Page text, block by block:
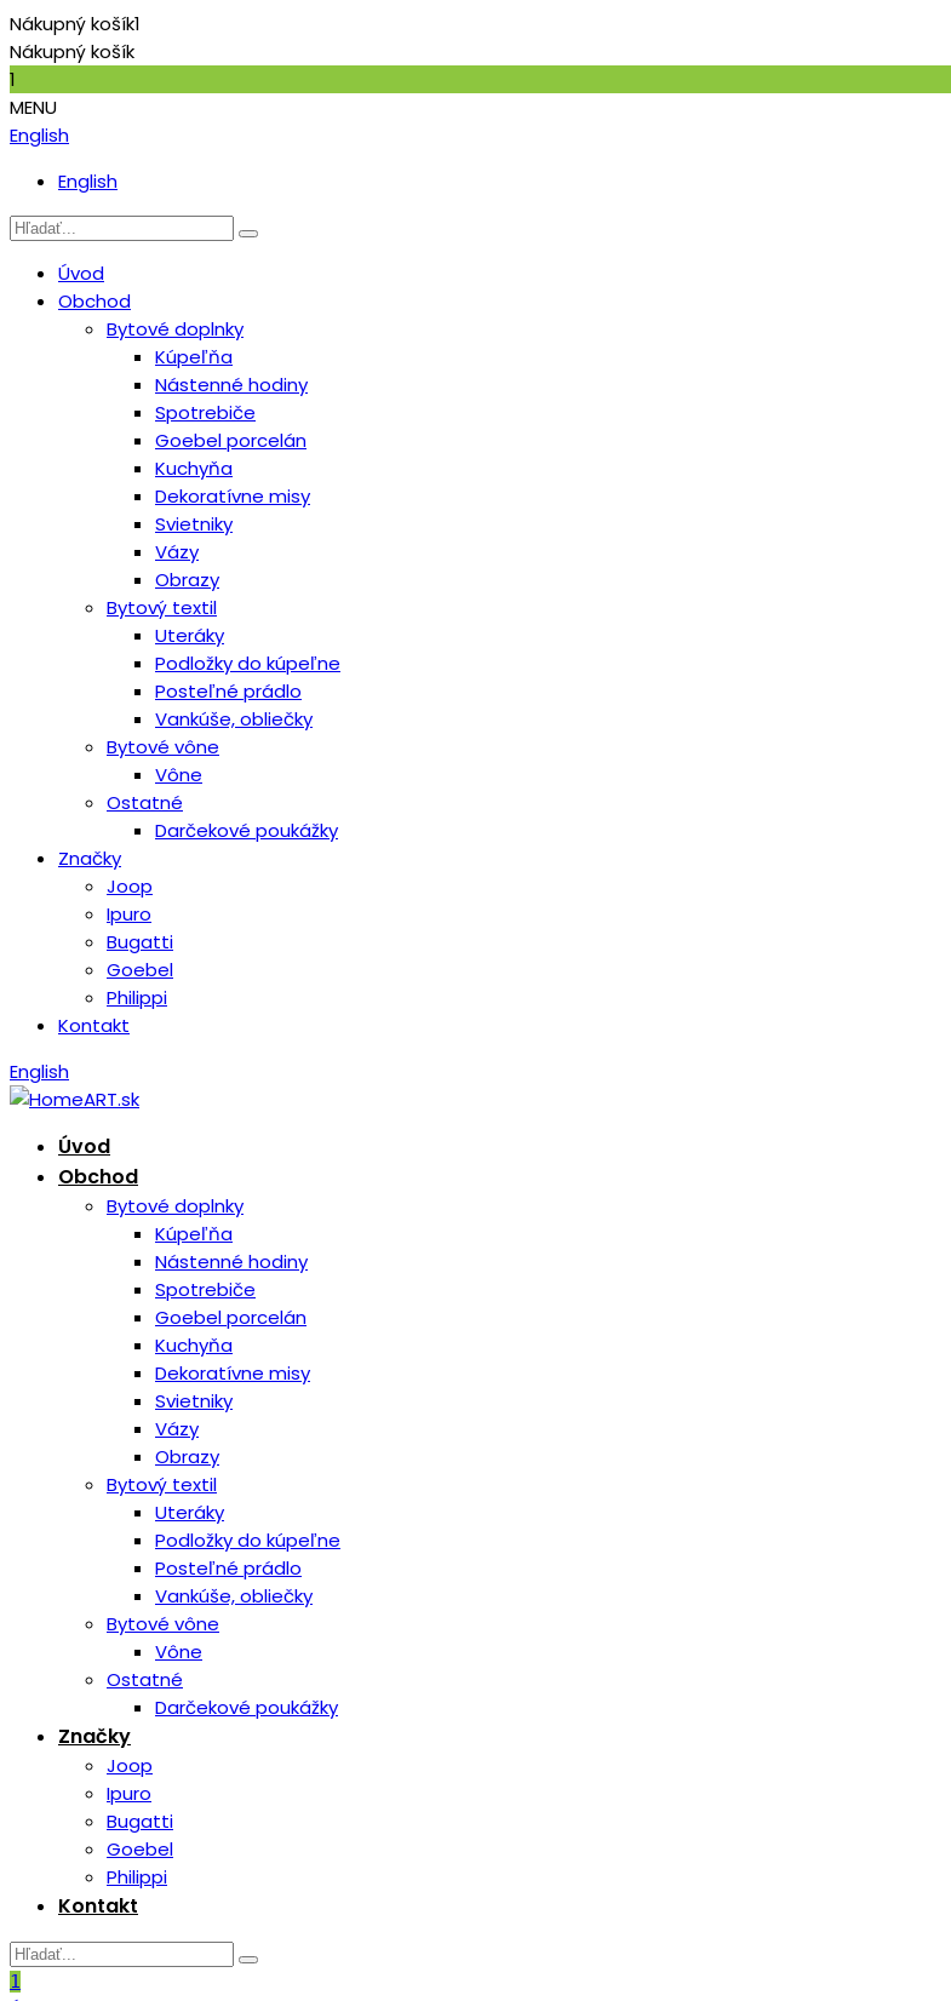
Nákupný košík1
Nákupný košík
1
MENU
English
English
Úvod
Obchod
Bytové doplnky
Kúpeľňa
Nástenné hodiny
Spotrebiče
Goebel porcelán
Kuchyňa
Dekoratívne misy
Svietniky
Vázy
Obrazy
Bytový textil
Uteráky
Podložky do kúpeľne
Posteľné prádlo
Vankúše, obliečky
Bytové vône
Vône
Ostatné
Darčekové poukážky
Značky
Joop
Ipuro
Bugatti
Goebel
Philippi
Kontakt
English
Úvod
Obchod
Bytové doplnky
Kúpeľňa
Nástenné hodiny
Spotrebiče
Goebel porcelán
Kuchyňa
Dekoratívne misy
Svietniky
Vázy
Obrazy
Bytový textil
Uteráky
Podložky do kúpeľne
Posteľné prádlo
Vankúše, obliečky
Bytové vône
Vône
Ostatné
Darčekové poukážky
Značky
Joop
Ipuro
Bugatti
Goebel
Philippi
Kontakt
1